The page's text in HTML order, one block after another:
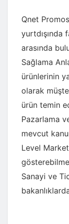
Qnet
yurtdışında
arasında
Sağlama
ürünlerinin
olarak
ürün temin
Pazarlama
mevcut
Level
Sanayi ve